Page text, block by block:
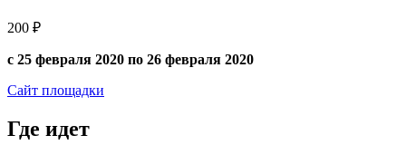
200 ₽
с 25 февраля 2020 по 26 февраля 2020
Сайт площадки
Где идет